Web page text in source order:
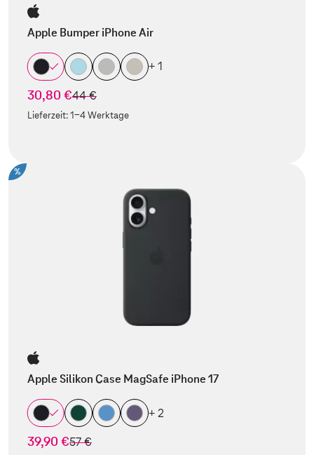
Apple Bumper iPhone Air
+ 1
30,80 €statt
44 €
Lieferzeit:1-4 Werktage
%
Apple Silikon Case MagSafe iPhone 17
+ 2
39,90 €statt
57 €